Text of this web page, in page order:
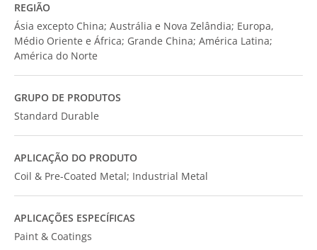
REGIÃO
Ásia excepto China; Austrália e Nova Zelândia; Europa,
Médio Oriente e África; Grande China; América Latina;
América do Norte
GRUPO DE PRODUTOS
Standard Durable
APLICAÇÃO DO PRODUTO
Coil & Pre-Coated Metal; Industrial Metal
APLICAÇÕES ESPECÍFICAS
Paint & Coatings